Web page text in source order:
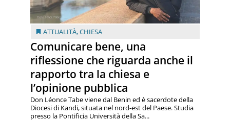
ATTUALITÀ,CHIESA
Comunicare bene, una
riflessione che riguarda anche il
rapporto tra la chiesa e
l’opinione pubblica
Don Léonce Tabe viene dal Benin ed è sacerdote della
Diocesi di Kandi, situata nel nord-est del Paese. Studia
presso la Pontificia Università della Sa...